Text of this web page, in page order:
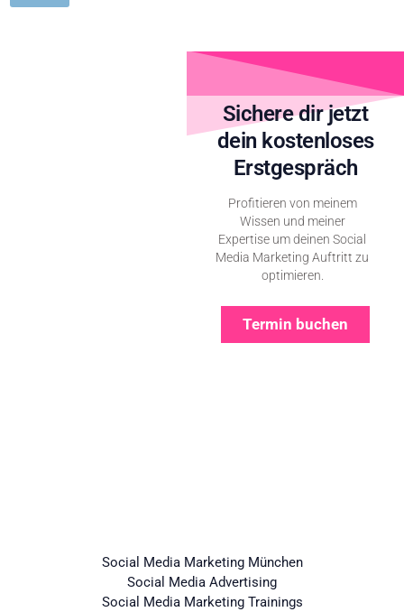
Sichere dir jetzt
dein kostenloses
Erstgespräch
Profitieren von meinem
Wissen und meiner
Expertise um deinen Social
Media Marketing Auftritt zu
optimieren.
Termin buchen
Social Media Marketing München
Social Media Advertising
Social Media Marketing Trainings